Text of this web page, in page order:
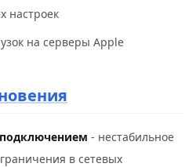
настроек
на серверы Apple
- нестабильное
в сетевых